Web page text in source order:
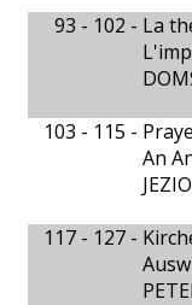
93 - 102 - La
103 - 115 -
An
117 - 127 -